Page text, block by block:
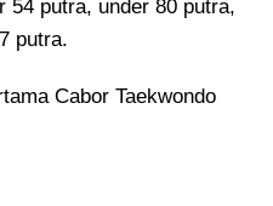
54 putra, under 80 putra,
putra.
Cabor Taekwondo